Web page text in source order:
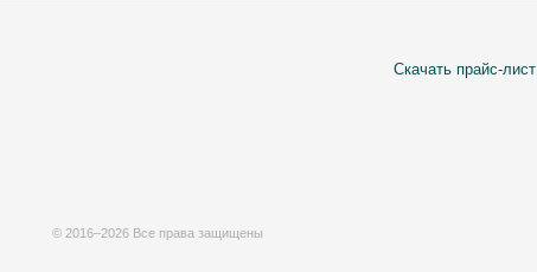
Скачать прайс-лист
© 2016–2026 Все права защищены